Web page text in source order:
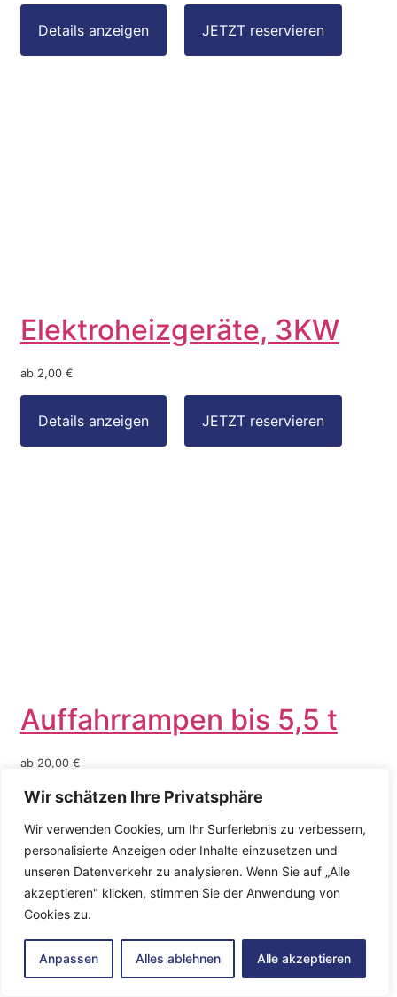
Wir schätzen Ihre Privatsphäre
Wir verwenden Cookies, um Ihr Surferlebnis zu verbessern,
personalisierte Anzeigen oder Inhalte einzusetzen und
unseren Datenverkehr zu analysieren. Wenn Sie auf „Alle
akzeptieren" klicken, stimmen Sie der Anwendung von
Cookies zu.
Anpassen Alles ablehnen Alle akzeptieren
Elektroheizgeräte, 3KW
ab 2,00 €
Auffahrrampen bis 5,5 t
ab 20,00 €